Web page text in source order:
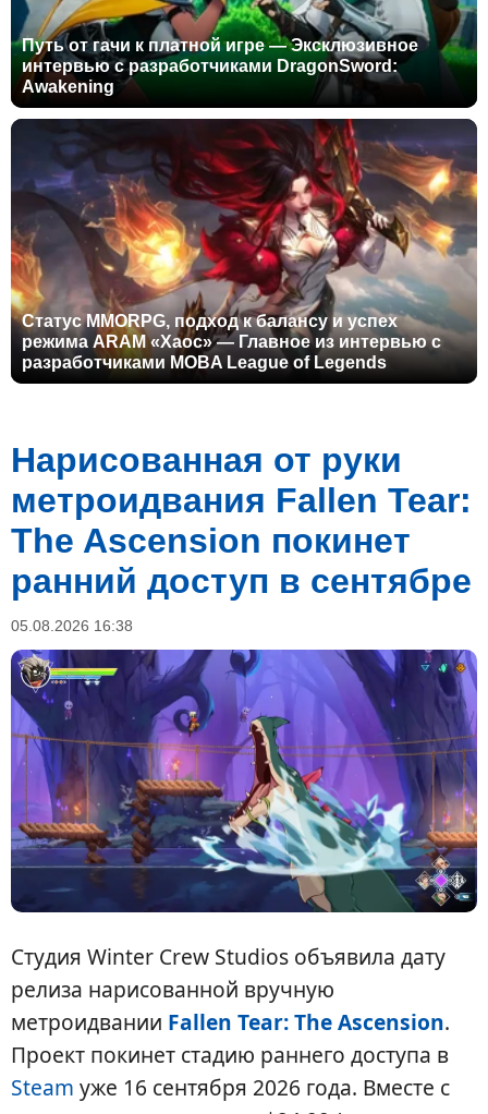
Путь от гачи к платной игре — Эксклюзивное
интервью с разработчиками DragonSword:
Awakening
Статус MMORPG, подход к балансу и успех
режима ARAM «Хаос» — Главное из интервью с
разработчиками MOBA League of Legends
Нарисованная от руки
метроидвания Fallen Tear:
The Ascension покинет
ранний доступ в сентябре
05.08.2026 16:38
Студия Winter Crew Studios объявила дату
релиза нарисованной вручную
метроидвании Fallen Tear: The Ascension.
Проект покинет стадию раннего доступа в
Steam уже 16 сентября 2026 года. Вместе с